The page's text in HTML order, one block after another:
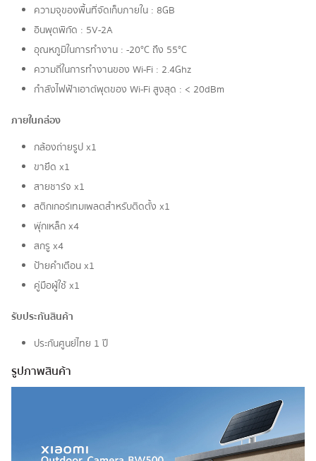
ความจุของพื้นที่จัดเก็บภายใน : 8GB
อินพุตพิกัด : 5V-2A
อุณหภูมิในการทำงาน : -20°C ถึง 55°C
ความถี่ในการทำงานของ Wi-Fi : 2.4Ghz
กำลังไฟฟ้าเอาต์พุตของ Wi-Fi สูงสุด : < 20dBm
ภายในกล่อง
กล้องถ่ายรูป x1
ขายึด x1
สายชาร์จ x1
สติกเกอร์เทมเพลตสำหรับติดตั้ง x1
พุ๊กเหล็ก x4
สกรู x4
ป้ายคำเตือน x1
คู่มือผู้ใช้ x1
รับประกันสินค้า
ประกันศูนย์ไทย 1 ปี
รูปภาพสินค้า